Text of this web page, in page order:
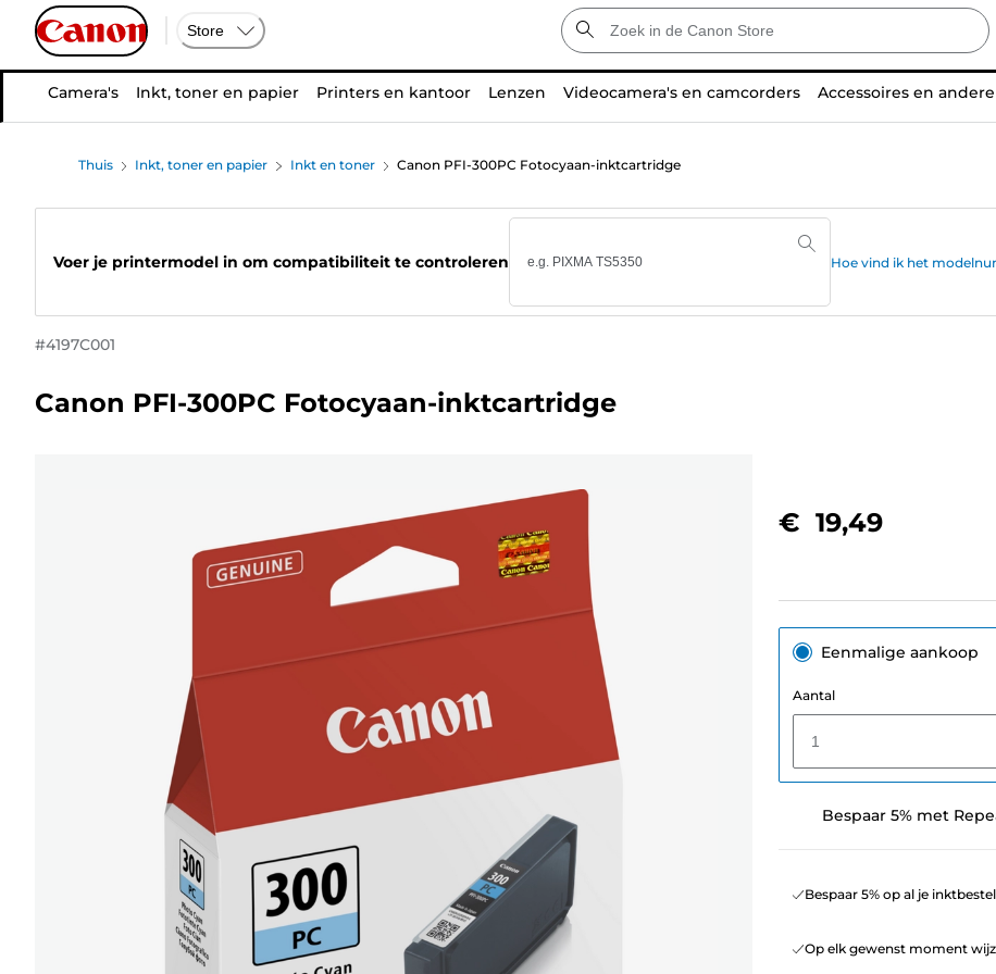
Store
Camera's Inkt, toner en papier Printers en kantoor Lenzen Videocamera's en camcorders Accessoires en
Thuis Inkt, toner en papier Inkt en toner Canon PFI-300PC Fotocyaan-inktcartridge
Voer je printermodel in om compatibiliteit te controleren Hoe vind ik het
#4197C001
Canon PFI-300PC Fotocyaan-inktcartridge
€ 19,49
Eenmalige aankoop
Aantal
1
Bespaar 5% met
Bespaar 5% op al je
Op elk gewenst moment